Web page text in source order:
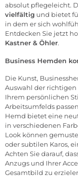
absolut pflegeleicht.
vielfältig und bietet
in dem er sich
Entdecken Sie jetzt
Kastner & Öhler.
Business Hemden
Die Kunst,
Auswahl der richtigen
Ihrem persönlichen
Arbeitsumfelds
Hemd bietet eine
in verschiedenen
Look können
oder subtilen Karos,
Achten Sie darauf,
Anzugs und Ihrer
Gesamtbild zu